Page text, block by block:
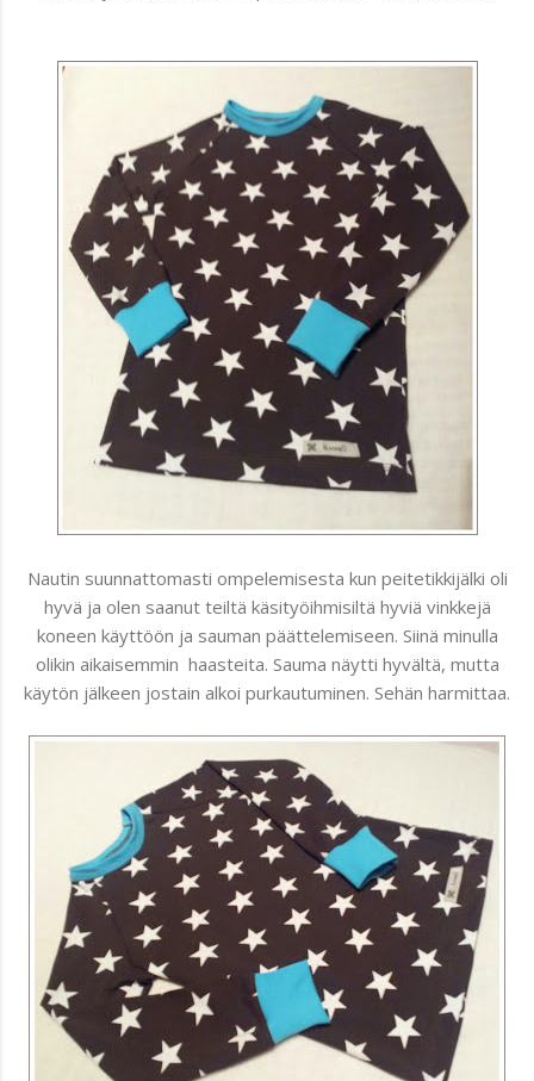
Nautin suunnattomasti ompelemisesta kun peitetikkijälki oli
hyvä ja olen saanut teiltä käsityöihmisiltä hyviä vinkkejä
koneen käyttöön ja sauman päättelemiseen. Siinä minulla
olikin aikaisemmin haasteita. Sauma näytti hyvältä, mutta
käytön jälkeen jostain alkoi purkautuminen. Sehän harmittaa.